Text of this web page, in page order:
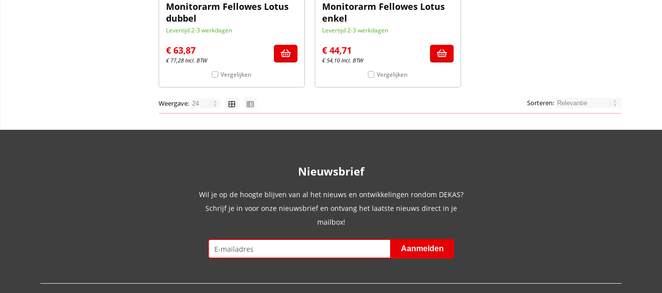
Monitorarm Fellowes Lotus
dubbel
Levertijd 2-3 werkdagen
€ 63,87
€ 77,28 Incl. BTW
Vergelijken
Monitorarm Fellowes Lotus
enkel
Levertijd 2-3 werkdagen
€ 44,71
€54,10 Incl. BTW
Vergelijken
Weergave: Sorteren:
Nieuwsbrief
Wil je op de hoogte blijven van al het nieuws en ontwikkelingen rondom DEKAS?
Schrijf je in voor onze nieuwsbrief en ontvang het laatste nieuws direct in je
mailbox!